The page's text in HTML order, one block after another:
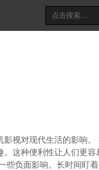
视对现代生活的影响。
这种便利性让人们更
些负面影响。长时间盯